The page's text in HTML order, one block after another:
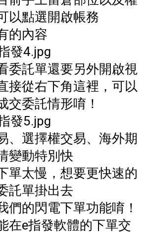
以點選開啟帳務
的內容
委託單還要另外開啟視
接從右下角這裡，可以
交委託情形唷！
、選擇權交易、海外期
變動特別快
單太慢，想要更快速的
託單掛出去
們的閃電下單功能唷！
在e指發軟體的下單交